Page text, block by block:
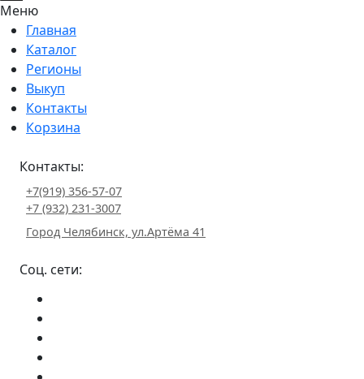
Меню
Главная
Каталог
Регионы
Выкуп
Контакты
Корзина
Контакты:
+7(919) 356-57-07
+7 (932) 231-3007
Город Челябинск, ул.Артёма 41
Соц. сети: